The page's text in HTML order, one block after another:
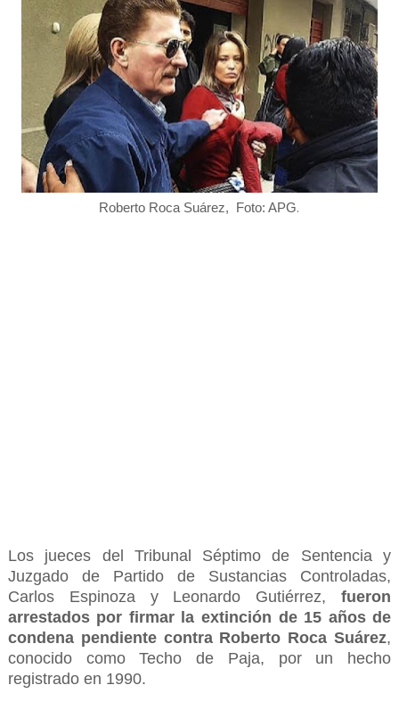
Roberto Roca Suárez, Foto: APG.
Los jueces del Tribunal Séptimo de Sentencia y
Juzgado de Partido de Sustancias Controladas,
Carlos Espinoza y Leonardo Gutiérrez,fueron
arrestados por firmar la extinción de 15 años de
condena pendiente contra Roberto Roca Suárez,
conocido como Techo de Paja, por un hecho
registrado en 1990.